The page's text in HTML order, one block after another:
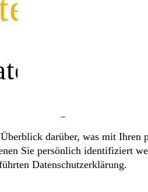
darüber, was mit Ihren
Sie persönlich identifiziert
Datenschutzerklärung.